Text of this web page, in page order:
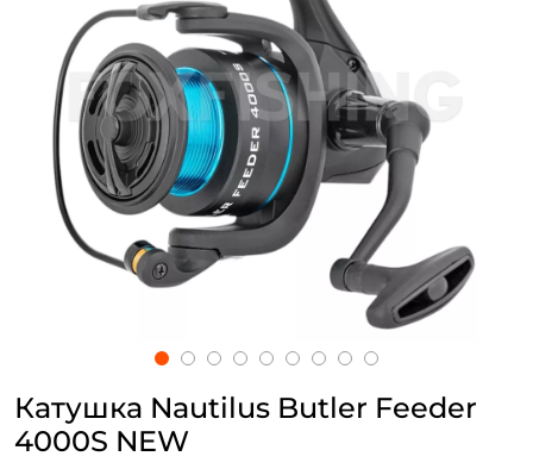
Катушка Nautilus Butler Feeder
4000S NEW